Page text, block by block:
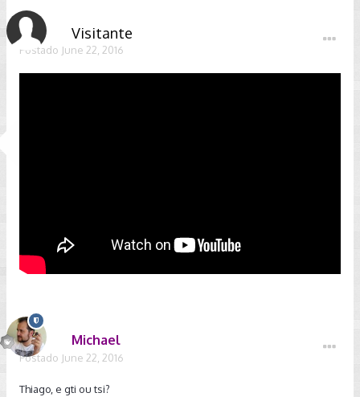
Visitante
Postado June 22, 2016
Michael
Postado June 22, 2016
Thiago, e gti ou tsi?